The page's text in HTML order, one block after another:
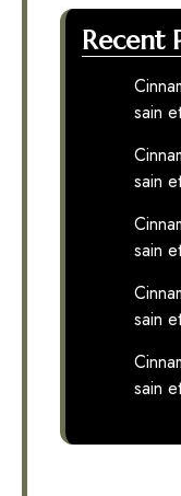
Recent
sain
sain
sain
sain
sain